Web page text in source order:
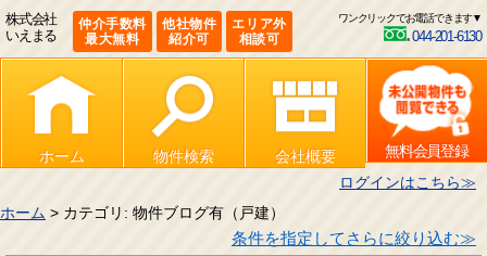
株式会社
いえまる
仲介手数料
最大無料
他社物件
紹介可
エリア外
相談可
ワンクリックでお電話できます▼
044-201-6130
ホーム 物件検索 会社概要
無料会員登録
ログインはこちら≫
ホーム > カテゴリ: 物件ブログ有（戸建）
条件を指定してさらに絞り込む≫